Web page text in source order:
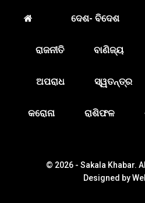
ଦେଶ- ବିଦେଶ
ରାଜନୀତି ବାଣିଜ୍ୟ
ଅପରାଧ ସ୍ୱତନ୍ତ୍ର
କରୋନା ରାଶିଫଳ
© 2026 - Sakala Khabar.
Designed by